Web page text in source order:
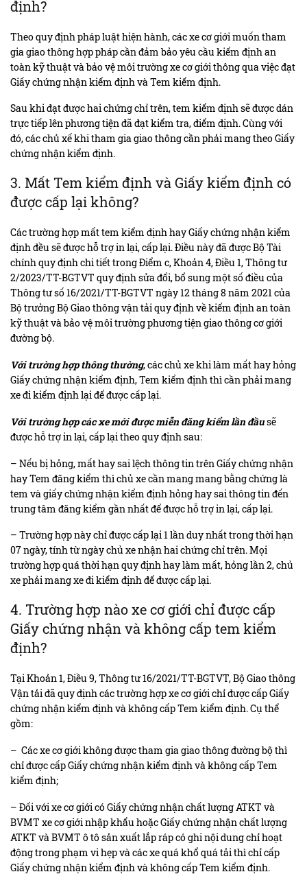
định?
Theo quy định pháp luật hiện hành, các xe cơ giới muốn tham
gia giao thông hợp pháp cần đảm bảo yêu cầu kiểm định an
toàn kỹ thuật và bảo vệ môi trường xe cơ giới thông qua việc đạt
Giấy chứng nhận kiểm định và Tem kiểm định.
Sau khi đạt được hai chứng chỉ trên, tem kiểm định sẽ được dán
trực tiếp lên phương tiện đã đạt kiểm tra, điểm định. Cùng với
đó, các chủ xế khi tham gia giao thông cần phải mang theo Giấy
chứng nhận kiểm định.
3. Mất Tem kiểm định và Giấy kiểm định có
được cấp lại không?
Các trường hợp mất tem kiểm định hay Giấy chứng nhận kiểm
định đều sẽ được hỗ trợ in lại, cấp lại. Điều này đã được Bộ Tài
chính quy định chi tiết trong Điểm c, Khoản 4, Điều 1, Thông tư
2/2023/TT-BGTVT quy định sửa đổi, bổ sung một số điều của
Thông tư số 16/2021/TT-BGTVT ngày 12 tháng 8 năm 2021 của
Bộ trưởng Bộ Giao thông vận tải quy định về kiểm định an toàn
kỹ thuật và bảo vệ môi trường phương tiện giao thông cơ giới
đường bộ.
Với trường hợp thông thường, các chủ xe khi làm mất hay hỏng
Giấy chứng nhận kiểm định, Tem kiểm định thì cần phải mang
xe đi kiểm định lại để được cấp lại.
Với trường hợp các xe mới được miễn đăng kiểm lần đầusẽ
được hỗ trợ in lại, cấp lại theo quy định sau:
– Nếu bị hỏng, mất hay sai lệch thông tin trên Giấy chứng nhận
hay Tem đăng kiểm thì chủ xe cần mang mang bằng chứng là
tem và giấy chứng nhận kiểm định hỏng hay sai thông tin đến
trung tâm đăng kiểm gần nhất để được hỗ trợ in lại, cấp lại.
– Trường hợp này chỉ được cấp lại 1 lần duy nhất trong thời hạn
07 ngày, tính từ ngày chủ xe nhận hai chứng chỉ trên. Mọi
trường hợp quá thời hạn quy định hay làm mất, hỏng lần 2, chủ
xephải mang xe đi kiểm định để được cấp lại.
4. Trường hợp nào xe cơ giới chỉ được cấp
Giấy chứng nhận và không cấp tem kiểm
định?
Tại Khoản 1, Điều 9, Thông tư 16/2021/TT-BGTVT, Bộ Giao thông
Vận tải đã quy định các trường hợp xe cơ giới chỉ được cấp Giấy
chứng nhận kiểm định và không cấp Tem kiểm định. Cụ thể
gồm:
– Các xe cơ giới không được tham gia giao thông đường bộ thì
chỉ được cấp Giấy chứng nhận kiểm định và không cấp Tem
kiểm định;
– Đối với xe cơ giới có Giấy chứng nhận chất lượng ATKT và
BVMT xe cơ giới nhập khẩu hoặc Giấy chứng nhận chất lượng
ATKT và BVMT ô tô sản xuất lắp ráp có ghi nội dung chỉ hoạt
động trong phạm vi hẹp và các xe quá khổ quá tải thì chỉ cấp
Giấy chứng nhận kiểm định và không cấp Tem kiểm định.